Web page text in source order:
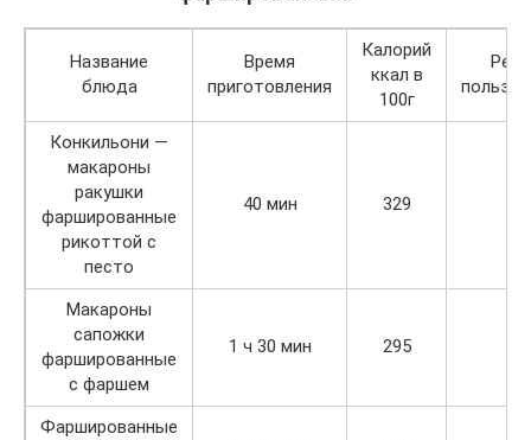
Название
блюда
Время
приготовления
Калорий
ккал в
100г
Конкильони —
макароны
ракушки
фаршированные
рикоттой с
песто
40 мин 329
Макароны
сапожки
фаршированные
с фаршем
1 ч 30 мин 295
Фаршированные